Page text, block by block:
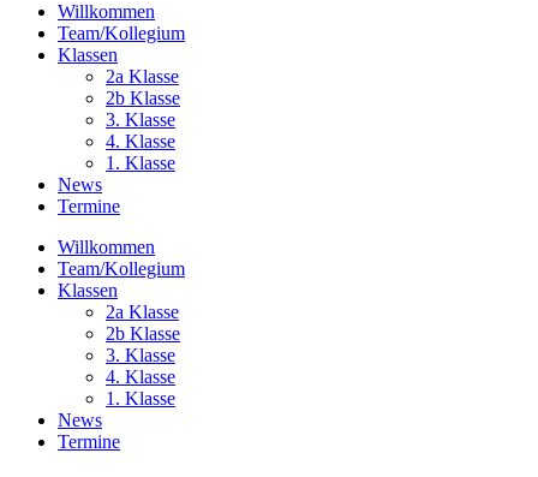
Willkommen
Team/Kollegium
Klassen
2a Klasse
2b Klasse
3. Klasse
4. Klasse
1. Klasse
News
Termine
Willkommen
Team/Kollegium
Klassen
2a Klasse
2b Klasse
3. Klasse
4. Klasse
1. Klasse
News
Termine